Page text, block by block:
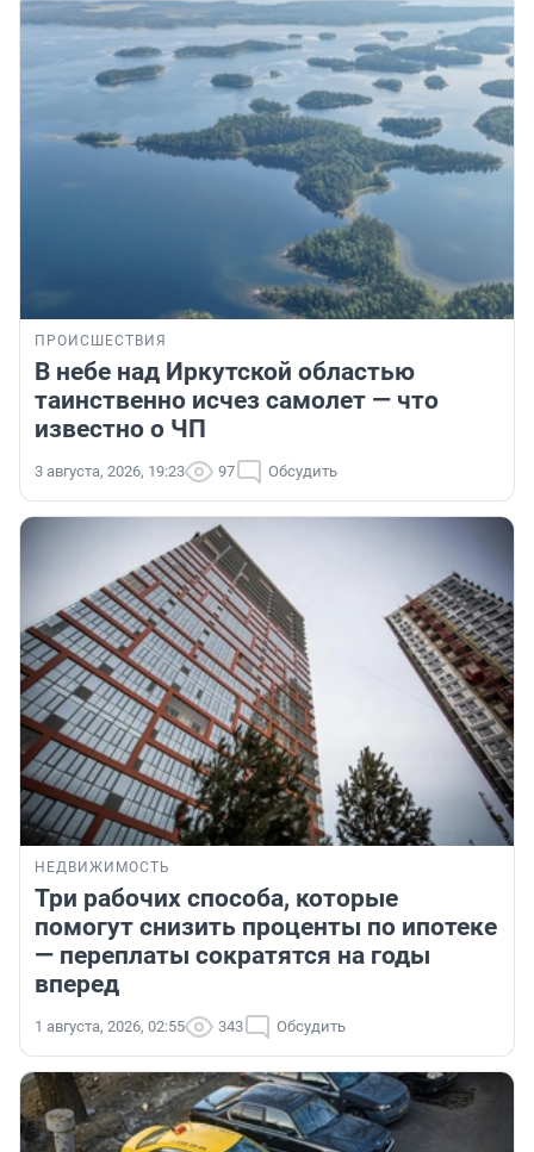
ПРОИСШЕСТВИЯ
В небе над Иркутской областью
таинственно исчез самолет — что
известно о ЧП
3 августа, 2026, 19:23 97 Обсудить
НЕДВИЖИМОСТЬ
Три рабочих способа, которые
помогут снизить проценты по ипотеке
— переплаты сократятся на годы
вперед
1 августа, 2026, 02:55 343 Обсудить